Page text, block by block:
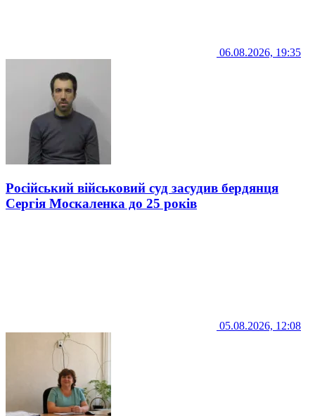
06.08.2026, 19:35
Російський військовий суд засудив бердянця
Сергія Москаленка до 25 років
05.08.2026, 12:08